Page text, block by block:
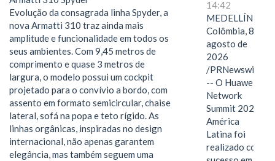
Evolução da consagrada linha Spyder, a
nova Armatti 310 traz ainda mais
amplitude e funcionalidade em todos os
seus ambientes. Com 9,45 metros de
comprimento e quase 3 metros de
largura, o modelo possui um cockpit
projetado para o convívio a bordo, com
assento em formato semicircular, chaise
lateral, sofá na popa e teto rígido. As
linhas orgânicas, inspiradas no design
internacional, não apenas garantem
elegância, mas também seguem uma
14:42
MEDELLÍN,
Colômbia, 8 de
agosto de
2026
/PRNewswire/
-- O Huawei
Network
Summit 2026
América
Latina foi
realizado com